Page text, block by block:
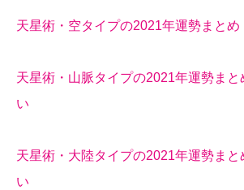
天星術・空タイプの2021年運勢まと
天星術・山脈タイプの2021年運勢ま
い
天星術・大陸タイプの2021年運勢ま
い